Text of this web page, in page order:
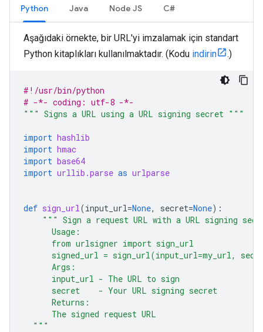
Python Java Node JS C#
Aşağıdaki örnekte, bir URL'yi imzalamak için standart
Python kitaplıkları kullanılmaktadır. (Kodu indirin .)
#!/usr/bin/python
# -*- coding: utf-8 -*-
""" Signs a URL using a URL signing secret """
import hashlib
import hmac
import base64
import urllib.parse as urlparse
def sign_url(input_url=None, secret=None):
""" Sign a request URL with a URL signing
      Usage:
      from urlsigner import sign_url
signed_url = sign_url(input_url=my_url,
      Args:
      input_url - The URL to sign
      secret    - Your URL signing secret
      Returns:
      The signed request URL
  """